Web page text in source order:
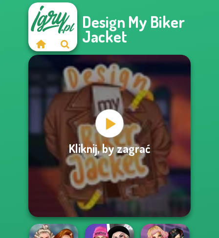
Design My Biker
Jacket
Kliknij, by zagrać